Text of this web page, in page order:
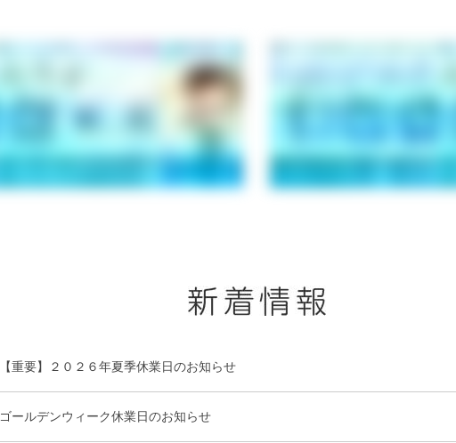
【重要】２０２６年夏季休業日のお知らせ
ゴールデンウィーク休業日のお知らせ